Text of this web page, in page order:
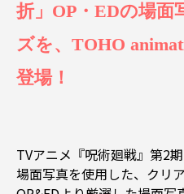
折」OP・EDの場面
ズを、TOHO
登場！
TVアニメ『呪術廻戦』第2
場面写真を使用した、クリ